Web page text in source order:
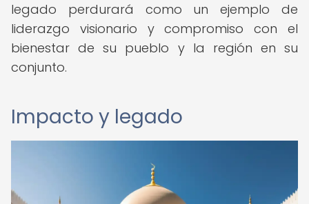
legado perdurará como un ejemplo de
liderazgo visionario y compromiso con el
bienestar de su pueblo y la región en su
conjunto.
Impacto y legado